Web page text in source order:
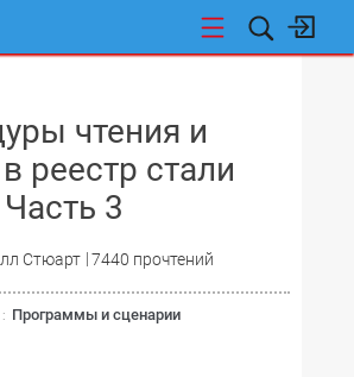
чтения и
реестр стали
3
Стюарт 7440 прочтений
Программы и сценарии